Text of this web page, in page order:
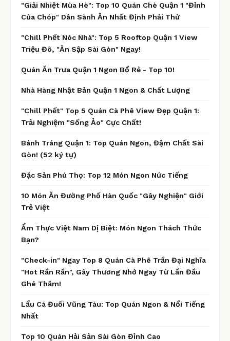
"Giải Nhiệt Mùa Hè": Top 10 Quán Chè Quận 1 "Đỉnh
Của Chóp" Dân Sành Ăn Nhất Định Phải Thử
"Chill Phết Nóc Nhà": Top 5 Rooftop Quận 1 View
Triệu Đô, "Ăn Sập Sài Gòn" Ngay!
Quán Ăn Trưa Quận 1 Ngon Bổ Rẻ - Top 10!
Nhà Hàng Nhật Bản Quận 1 Ngon & Chất Lượng
"Chill Phết" Top 5 Quán Cà Phê View Đẹp Quận 1:
Trải Nghiệm "Sống Ảo" Cực Chất!
Bánh Tráng Quận 1: Top Quán Ngon, Đậm Chất Sài
Gòn! (52 ký tự)
Đặc Sản Phú Thọ: Top 12 Món Ngon Nức Tiếng
10 Món Ăn Đường Phố Hàn Quốc "Gây Nghiện" Giới
Trẻ Việt
Ẩm Thực Việt Nam Dị Biệt: Món Ngon Thách Thức
Bạn?
"Check-in" Ngay Top 8 Quán Cà Phê Trần Đại Nghĩa
"Hot Rần Rần", Gây Thương Nhớ Ngay Từ Lần Đầu
Ghé Thăm!
Lẩu Cá Đuối Vũng Tàu: Top Quán Ngon & Nổi Tiếng
Nhất
Top 10 Quán Hải Sản Sài Gòn Đỉnh Cao